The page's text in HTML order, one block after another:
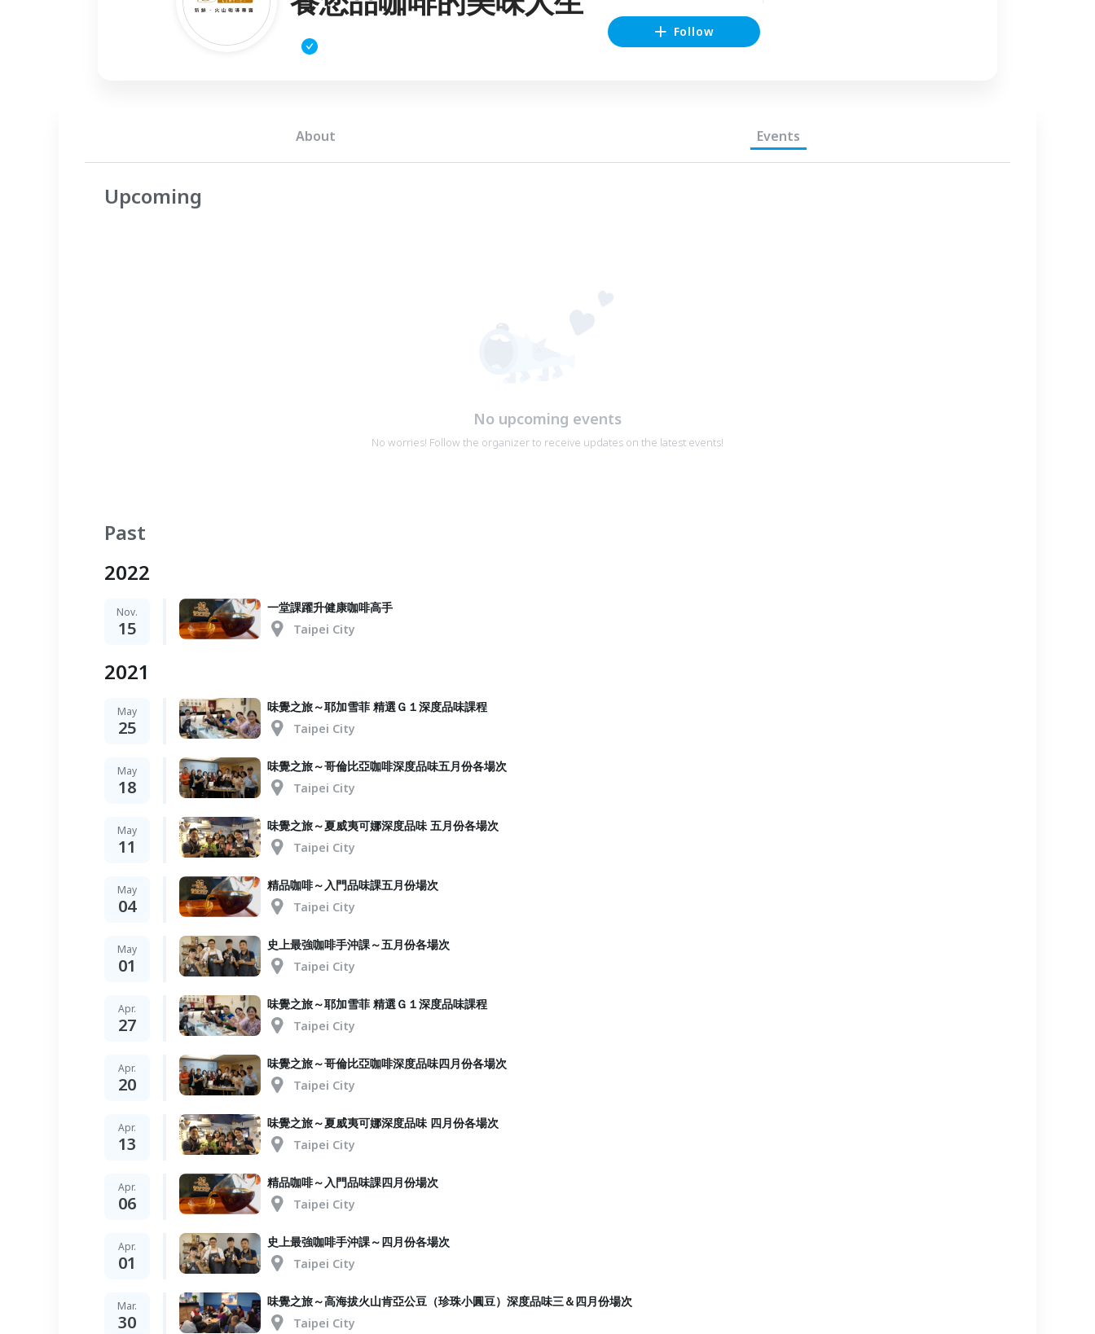
Follow
About Events
Upcoming
No upcoming events
No worries! Follow the organizer to receive updates on the latest events!
Past
2022
Nov.
15
一堂課躍升健康咖啡高手
Taipei City
2021
May
25
味覺之旅～耶加雪菲 精選Ｇ１深度品味課程
Taipei City
May
18
味覺之旅～哥倫比亞咖啡深度品味五月份各場次
Taipei City
May
11
味覺之旅～夏威夷可娜深度品味 五月份各場次
Taipei City
May
04
精品咖啡～入門品味課五月份場次
Taipei City
May
01
史上最強咖啡手沖課～五月份各場次
Taipei City
Apr.
27
味覺之旅～耶加雪菲 精選Ｇ１深度品味課程
Taipei City
Apr.
20
味覺之旅～哥倫比亞咖啡深度品味四月份各場次
Taipei City
Apr.
13
味覺之旅～夏威夷可娜深度品味 四月份各場次
Taipei City
Apr.
06
精品咖啡～入門品味課四月份場次
Taipei City
Apr.
01
史上最強咖啡手沖課～四月份各場次
Taipei City
Mar.
30
味覺之旅～高海拔火山肯亞公豆（珍珠小圓豆）深度品味三＆四月份場次
Taipei City